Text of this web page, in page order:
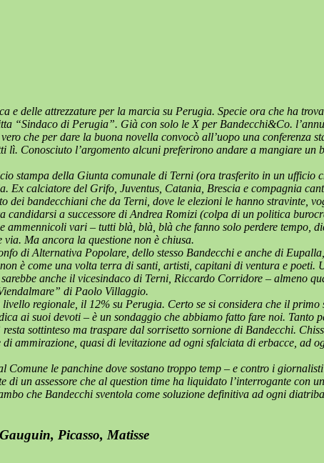
e delle attrezzature per la marcia su Perugia. Specie ora che ha
“Sindaco di Perugia”. Già con solo le X per Bandecchi&Co.
che per dare la buona novella convocò all’uopo una conferenza
Conosciuto l’argomento alcuni preferirono andare a mangiare
stampa della Giunta comunale di Terni (ora trasferito in un ufficio
Ex calciatore del Grifo, Juventus, Catania, Brescia e compagnia
dei bandecchiani che da Terni, dove le elezioni le hanno stravinte,
a successore di Andrea Romizi (colpa di un politica
ammennicoli vari – tutti blà, blà, blà che fanno solo perdere tempo,
Ma ancora la questione non è chiusa.
di Alternativa Popolare, dello stesso Bandecchi e anche di
è come una volta terra di santi, artisti, capitani di ventura e poeti.
anche il vicesindaco di Terni, Riccardo Corridore – almeno
di Paolo Villaggio.
regionale, il 12% su Perugia. Certo se si considera che il
ai suoi devoti – è un sondaggio che abbiamo fatto fare noi.
sottinteso ma traspare dal sorrisetto sornione di Bandecchi.
ammirazione, quasi di levitazione ad ogni sfalciata di erbacce, ad
Comune le panchine dove sostano troppo temp – e contro i
di un assessore che al question time ha liquidato l’interrogante con
che Bandecchi sventola come soluzione definitiva ad ogni
Picasso, Matisse